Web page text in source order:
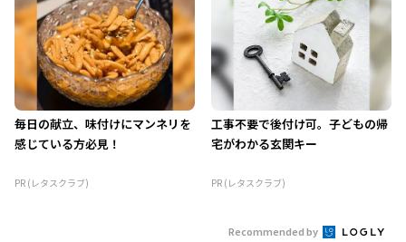
毎日の献立、味付けにマンネリを
感じている方必見！
PR (レタスクラブ)
工事不要で後付け可。子どもの帰
宅がわかる玄関キー
PR (レタスクラブ)
Recommended by